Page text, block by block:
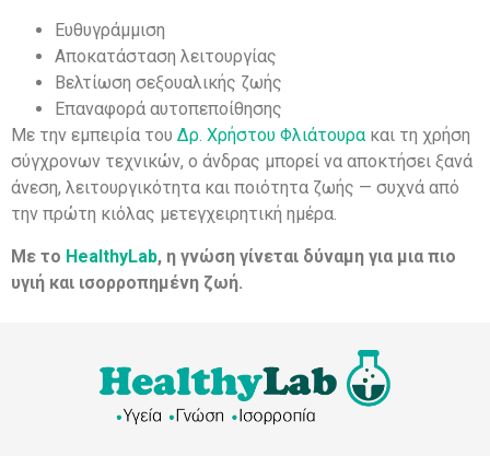
Ευθυγράμμιση
Αποκατάσταση λειτουργίας
Βελτίωση σεξουαλικής ζωής
Επαναφορά αυτοπεποίθησης
Με την εμπειρία του Δρ. Χρήστου Φλιάτουρακαι τη χρήση
σύγχρονων τεχνικών, ο άνδρας μπορεί να αποκτήσει ξανά
άνεση, λειτουργικότητα και ποιότητα ζωής — συχνά από
την πρώτη κιόλας μετεγχειρητική ημέρα.
Με το HealthyLab, η γνώση γίνεται δύναμη για μια πιο
υγιή και ισορροπημένη ζωή.